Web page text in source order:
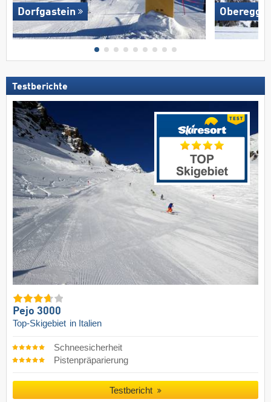
Dorfgastein
Testberichte
Pejo 3000
Top-Skigebiet in Italien
Schneesicherheit
Pistenpräparierung
Testbericht